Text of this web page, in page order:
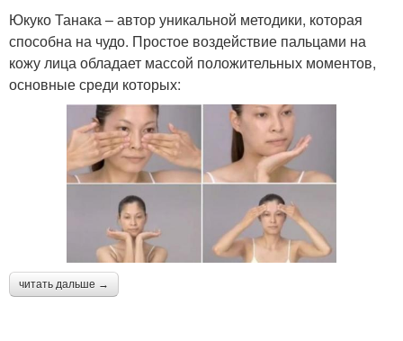
Юкуко Танака – автор уникальной методики, которая
способна на чудо. Простое воздействие пальцами на
кожу лица обладает массой положительных моментов,
основные среди которых:
читать дальше →